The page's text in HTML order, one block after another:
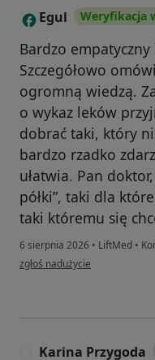
E Egul Weryfikacja
Bardzo
Szczegółowo
ogromną wiedzą.
o wykaz leków
dobrać taki, który
bardzo rzadko
ułatwia. Pan
półki”, taki dla
taki któremu się
6 sierpnia 2026 • LiftMed •
w opinii użytkownika Egul
zgłoś nadużycie
Karina Przygoda